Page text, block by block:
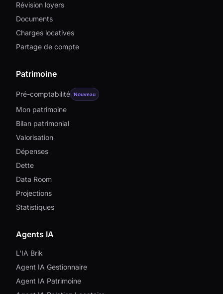
Révision loyers
Documents
Charges locatives
Partage de compte
Patrimoine
Pré-comptabilité Nouveau
Mon patrimoine
Bilan patrimonial
Valorisation
Dépenses
Dette
Data Room
Projections
Statistiques
Agents IA
L'IA Brik
Agent IA Gestionnaire
Agent IA Patrimoine